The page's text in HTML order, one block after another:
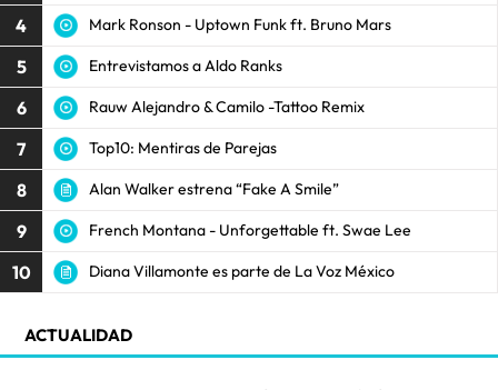
4 Mark Ronson - Uptown Funk ft. Bruno Mars
5 Entrevistamos a Aldo Ranks
6 Rauw Alejandro & Camilo -Tattoo Remix
7 Top10: Mentiras de Parejas
8 Alan Walker estrena “Fake A Smile”
9 French Montana - Unforgettable ft. Swae Lee
10 Diana Villamonte es parte de La Voz México
ACTUALIDAD